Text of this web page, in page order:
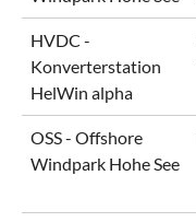
HVDC -
Konverterstation
HelWin alpha
OSS - Offshore
Windpark Hohe See